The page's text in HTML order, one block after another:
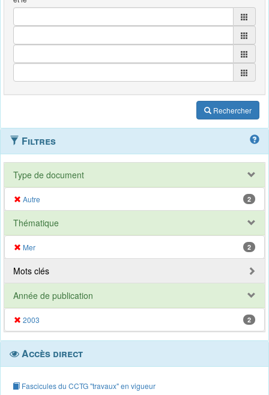
Rechercher
Filtres
Type de document
Autre 2
Thématique
Mer 2
Mots clés
Année de publication
2003 2
Accès direct
Fascicules du CCTG "travaux" en vigueur